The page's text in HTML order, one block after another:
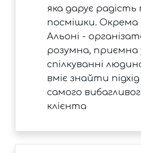
яка дарує
посмішки. Окрема
Альоні -
розумна, приємна
спілкуванні
вміє знайти
самого
клієнта